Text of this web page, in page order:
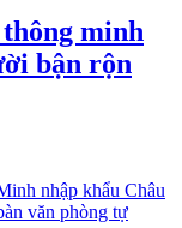
minh
bận rộn